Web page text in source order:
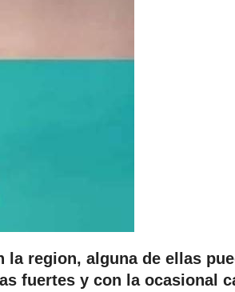
la region, alguna de ellas
fuertes y con la ocasional